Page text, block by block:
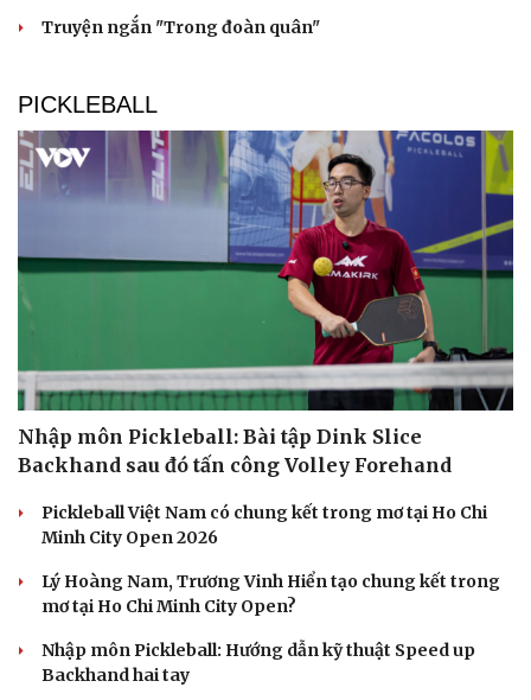
Truyện ngắn "Trong đoàn quân"
PICKLEBALL
Nhập môn Pickleball: Bài tập Dink Slice
Backhand sau đó tấn công Volley Forehand
Pickleball Việt Nam có chung kết trong mơ tại Ho Chi
Minh City Open 2026
Lý Hoàng Nam, Trương Vinh Hiển tạo chung kết trong
mơ tại Ho Chi Minh City Open?
Nhập môn Pickleball: Hướng dẫn kỹ thuật Speed up
Backhand hai tay